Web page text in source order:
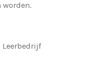
worden.
Leerbedrijf